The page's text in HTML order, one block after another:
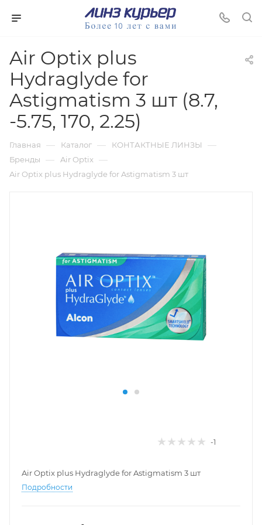
Air Optix plus
Hydraglyde for
Astigmatism 3 шт (8.7,
-5.75, 170, 2.25)
Главная — Каталог — КОНТАКТНЫЕ ЛИНЗЫ —
Бренды — Air Optix —
Air Optix plus Hydraglyde for Astigmatism 3 шт
-1
Air Optix plus Hydraglyde for Astigmatism 3 шт
Подробности